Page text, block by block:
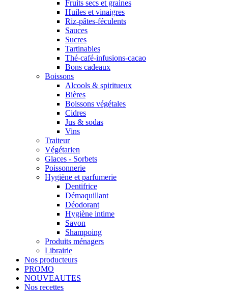
Fruits secs et graines
Huiles et vinaigres
Riz-pâtes-féculents
Sauces
Sucres
Tartinables
Thé-café-infusions-cacao
Bons cadeaux
Boissons
Alcools & spiritueux
Bières
Boissons végétales
Cidres
Jus & sodas
Vins
Traiteur
Végétarien
Glaces - Sorbets
Poissonnerie
Hygiène et parfumerie
Dentifrice
Démaquillant
Déodorant
Hygiène intime
Savon
Shampoing
Produits ménagers
Librairie
Nos producteurs
PROMO
NOUVEAUTES
Nos recettes